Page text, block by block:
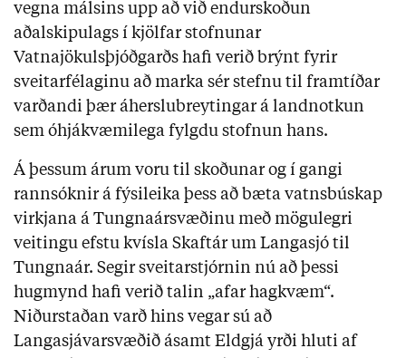
vegna málsins upp að við endurskoðun
aðalskipulags í kjölfar stofnunar
Vatnajökulsþjóðgarðs hafi verið brýnt fyrir
sveitarfélaginu að marka sér stefnu til framtíðar
varðandi þær áherslubreytingar á landnotkun
sem óhjákvæmilega fylgdu stofnun hans.
Á þessum árum voru til skoðunar og í gangi
rannsóknir á fýsileika þess að bæta vatnsbúskap
virkjana á Tungnaársvæðinu með mögulegri
veitingu efstu kvísla Skaftár um Langasjó til
Tungnaár. Segir sveitarstjórnin nú að þessi
hugmynd hafi verið talin „afar hagkvæm“.
Niðurstaðan varð hins vegar sú að
Langasjávarsvæðið ásamt Eldgjá yrði hluti af